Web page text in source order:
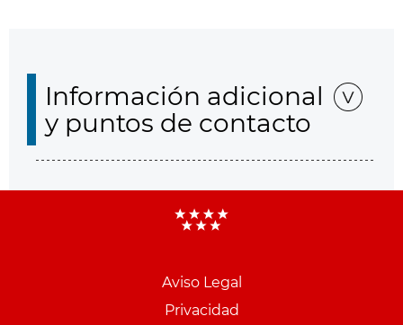
Información adicional
y puntos de contacto
Aviso Legal
Privacidad